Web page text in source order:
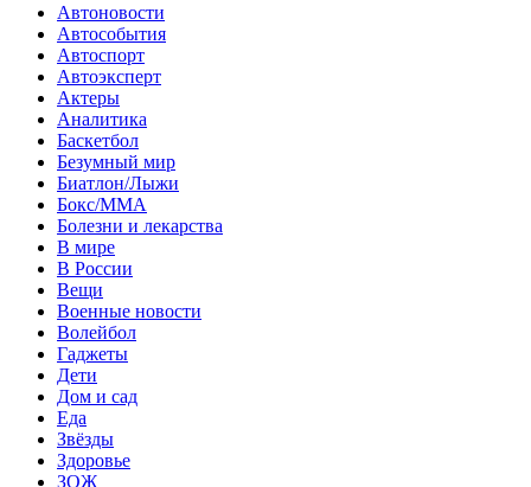
Автоновости
Автособытия
Автоспорт
Автоэксперт
Актеры
Аналитика
Баскетбол
Безумный мир
Биатлон/Лыжи
Бокс/MMA
Болезни и лекарства
В мире
В России
Вещи
Военные новости
Волейбол
Гаджеты
Дети
Дом и сад
Еда
Звёзды
Здоровье
ЗОЖ